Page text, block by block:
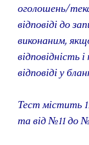
оголошень/
відповіді до
виконаним,
відповідність
відповіді у
Тест містить
та від №11 до